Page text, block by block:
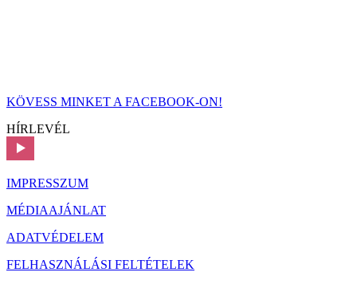
KÖVESS MINKET A FACEBOOK-ON!
HÍRLEVÉL
IMPRESSZUM
MÉDIAAJÁNLAT
ADATVÉDELEM
FELHASZNÁLÁSI FELTÉTELEK